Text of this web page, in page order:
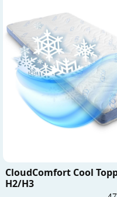
CloudComfort Cool
H2/H3